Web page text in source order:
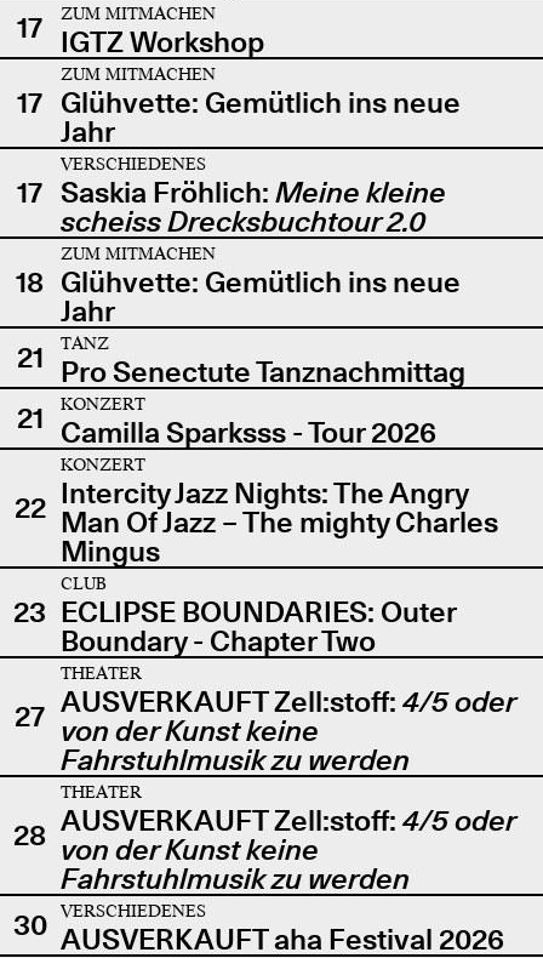
17
ZUM MITMACHEN
IGTZ Workshop
17
ZUM MITMACHEN
Glühvette: Gemütlich ins neue
Jahr
17
VERSCHIEDENES
Saskia Fröhlich: Meine kleine
scheiss Drecksbuchtour 2.0
18
ZUM MITMACHEN
Glühvette: Gemütlich ins neue
Jahr
21
TANZ
Pro Senectute Tanznachmittag
21
KONZERT
Camilla Sparksss - Tour 2026
22
KONZERT
Intercity Jazz Nights: The Angry
Man Of Jazz – The mighty Charles
Mingus
23
CLUB
ECLIPSE BOUNDARIES: Outer
Boundary - Chapter Two
27
THEATER
AUSVERKAUFT Zell:stoff: 4/5 oder
von der Kunst keine
Fahrstuhlmusik zu werden
28
THEATER
AUSVERKAUFT Zell:stoff: 4/5 oder
von der Kunst keine
Fahrstuhlmusik zu werden
30
VERSCHIEDENES
AUSVERKAUFT aha Festival 2026